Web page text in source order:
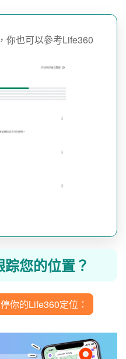
你也可以參考Life360
您的位置？
你的Life360定位：